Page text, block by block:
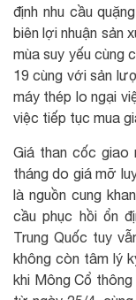
định nhu cầu
biên lợi nhuận sản
mùa suy yếu cùng
19 cùng với sản
máy thép lo ngại
việc tiếp tục mua
Giá than cốc giao
tháng do giá mỡ
là nguồn cung
cầu phục hồi ổn
Trung Quốc tuy
không còn tâm lý
khi Mông Cổ